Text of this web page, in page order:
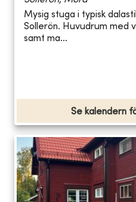
Mysig stuga i typisk
Sollerön. Huvudrum med
samt ma...
Se kalendern